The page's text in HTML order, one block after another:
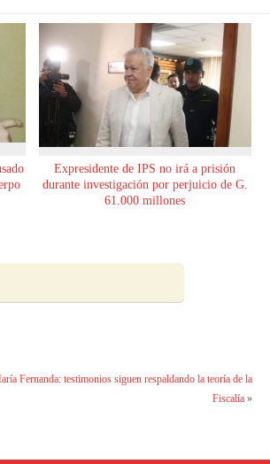
Expresidente de IPS no irá a prisión
durante investigación por perjuicio de G.
61.000 millones
Fernanda: testimonios siguen respaldando la teoría de la
Fiscalía»